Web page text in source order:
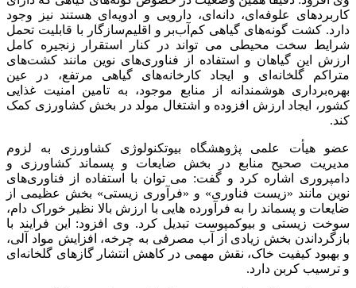
کاربردهای علوفه‌ای، دانه‌ای، دارویی و ادویه‌ای هستند نیز وجود
دارد. کشت گونه‌های گیاهی کم‌آب‌بر و اقلیم‌سازگار با قابلیت تحمل
شرایط سخت محیطی می تواند در کنار استقرار زنجیره کامل
ارزش این گیاهان و استفاده از فناوری‌های نوین مانند کشت‌های
متراکم گلخانه‌ای و ایجاد کارخانه‌های گیاهی مرتفع، در عین
بهره‌برداری هوشمندانه از منابع موجود، به تامین امنیت غذایی
کشور، ایجاد ارزش افزوده و اشتغال مولد در بخش کشاورزی کمک
کند.
عضو هیأت علمی پژوهشگاه بیوتکنولوژی کشاورزی به لزوم
مدیریت صحیح منابع در بخش ضایعات و پسماند کشاورزی و
دامپروری اشاره کرد و گفت: می توان با استفاده از فناوری‌های
نوین مانند «زیست فناوری» و «فرآوری زیستی» بخش عظیمی از
ضایعات و پسماند را به فرآورده هایی با ارزش بالا نظیر خوراک دام،
سوخت زیستی و بیوکمپوست تبدیل کرد. وی افزود: این فرایند با
بازگرداندن بخش زیادی از آب مصرفی به چرخه، افزایش مواد آلی،
و بهبود کیفیت خاک، نقش مهمی در کاهش انتشار گازهای گلخانه‌ای
و ترسیب کربن دارد.